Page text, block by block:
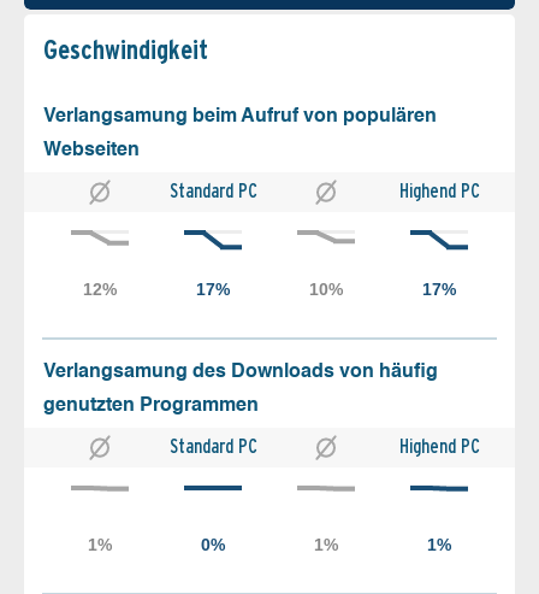
Geschw­indigkeit
Verlangsamung beim Aufruf von populären
Webseiten
Standard PC Highend PC
Verlangsamung des Downloads von häufig
genutzten Programmen
Standard PC Highend PC